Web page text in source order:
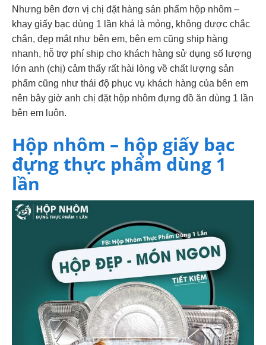
Nhưng bên đơn vị chị đặt hàng sản phẩm hộp nhôm –
khay giấy bạc dùng 1 lần khá là mỏng, không được chắc
chắn, đẹp mắt như bên em, bên em cũng ship hàng
nhanh, hỗ trợ phí ship cho khách hàng sử dụng số lượng
lớn anh (chị) cảm thấy rất hài lòng về chất lượng sản
phẩm cũng như thái độ phục vụ khách hàng của bên em
nên bây giờ anh chị đặt hộp nhôm đựng đồ ăn dùng 1 lần
bên em luôn.
Hộp nhôm – hộp giấy bạc
đựng thực phẩm dùng 1
lần